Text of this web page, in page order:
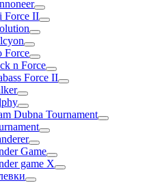
Force II
Force
n Force
Force II
Dubna Tournament
Game
game X